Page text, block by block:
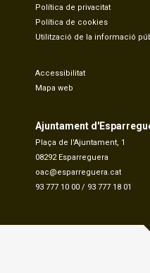
Política de privacitat
Política de cookies
Utilització de la informació
Accessibilitat
Mapa web
Ajuntament
Plaça de l'Ajuntament, 1
08292 Esparreguera
oac@esparreguera.cat
93 777 10 00 / 93 777 18 01